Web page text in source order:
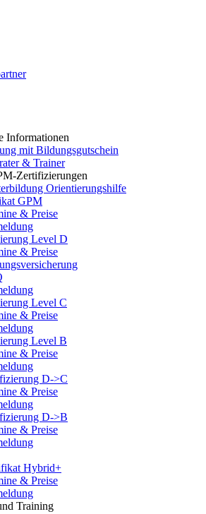
Informationen
mit Bildungsgutschein
& Trainer
Zertifizierungen
Orientierungshilfe
GPM
& Preise
Level D
& Preise
Level C
& Preise
Level B
& Preise
D->C
& Preise
D->B
& Preise
Hybrid+
& Preise
Training